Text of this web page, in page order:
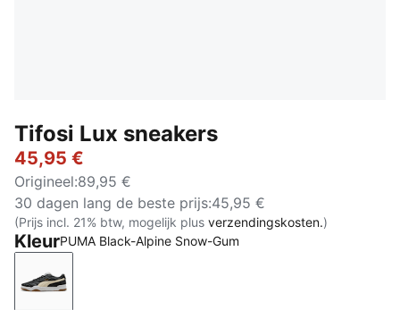
Tifosi Lux sneakers
45,95 €
Origineel:89,95 €
30 dagen lang de beste prijs:45,95 €
(Prijs incl. 21% btw, mogelijk plus verzendingskosten.)
KleurPUMA Black-Alpine Snow-Gum
PUMA Black-Alpine Snow-Gum